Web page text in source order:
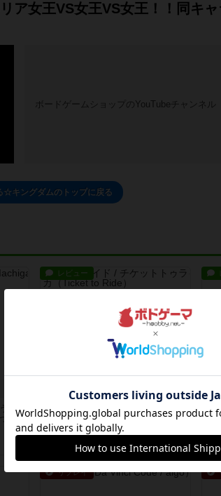
ア女王VS女王VS女王！！同キ
ボードゲームショップのYouTubeチャンネル
☆キングダムのトップに戻る
選
レビュー
デジタルソロプレイ。元祖チケラ
イ？マップがたくさん出てるからど
れをプレ...
約4時間前 by おーちゃん
星
ゲ
リプレイ